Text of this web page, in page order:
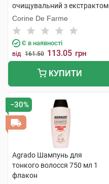
очищувальний з екстрактом
зеленого чаю 750 мл 1
флакон
Corine De Farme
Є в наявності
від 161.50 113.05 грн
КУПИТИ
−30%
Agrado Шампунь для
тонкого волосся 750 мл 1
флакон